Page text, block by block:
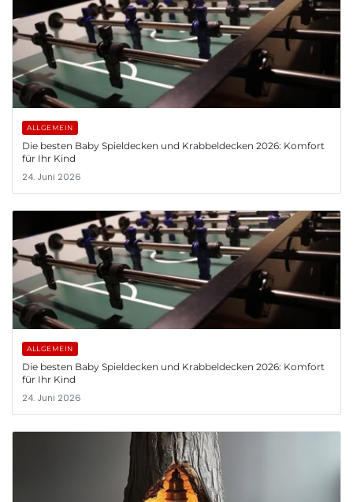
ALLGEMEIN
Die besten Baby Spieldecken und Krabbeldecken 2026: Komfort
für Ihr Kind
24. Juni 2026
ALLGEMEIN
Die besten Baby Spieldecken und Krabbeldecken 2026: Komfort
für Ihr Kind
24. Juni 2026